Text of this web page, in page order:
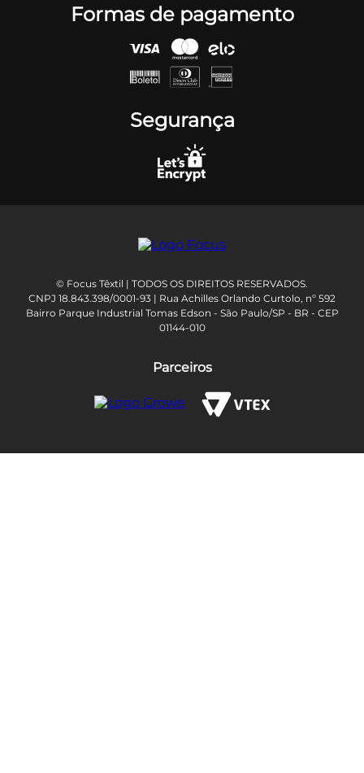
Formas de pagamento
Segurança
© Focus Têxtil | TODOS OS DIREITOS RESERVADOS.
CNPJ 18.843.398/0001-93 | Rua Achilles Orlando Curtolo, nº 592
Bairro Parque Industrial Tomas Edson - São Paulo/SP - BR - CEP
01144-010
Parceiros